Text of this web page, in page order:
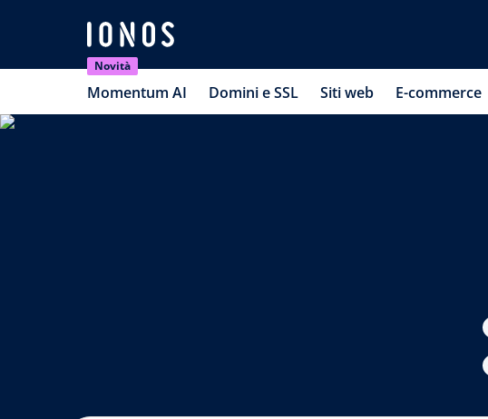
Novità
Momentum AI Domini e SSL Siti web E-commerce